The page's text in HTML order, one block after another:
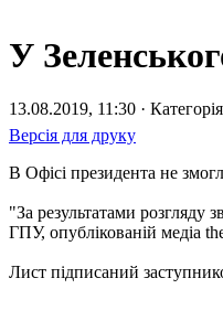
У
13.08.2019, 11:30 ·
Версія для друку
В Офісі президента не
"За результатами розгляду
ГПУ, опублікованій медіа
Лист підписаний